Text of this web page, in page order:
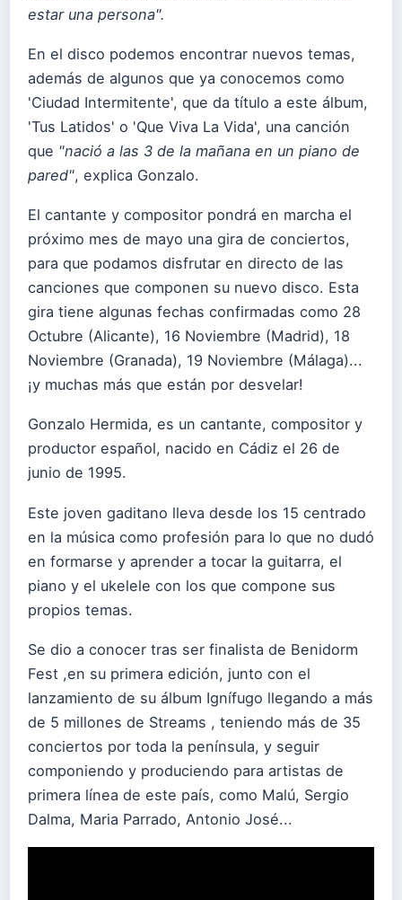
estar una persona".
En el disco podemos encontrar nuevos temas,
además de algunos que ya conocemos como
'Ciudad Intermitente', que da título a este álbum,
'Tus Latidos' o 'Que Viva La Vida', una canción
que "nació a las 3 de la mañana en un piano de
pared", explica Gonzalo.
El cantante y compositor pondrá en marcha el
próximo mes de mayo una gira de conciertos,
para que podamos disfrutar en directo de las
canciones que componen su nuevo disco. Esta
gira tiene algunas fechas confirmadas como 28
Octubre (Alicante), 16 Noviembre (Madrid), 18
Noviembre (Granada), 19 Noviembre (Málaga)...
¡y muchas más que están por desvelar!
Gonzalo Hermida, es un cantante, compositor y
productor español, nacido en Cádiz el 26 de
junio de 1995.
Este joven gaditano lleva desde los 15 centrado
en la música como profesión para lo que no dudó
en formarse y aprender a tocar la guitarra, el
piano y el ukelele con los que compone sus
propios temas.
Se dio a conocer tras ser finalista de Benidorm
Fest ,en su primera edición, junto con el
lanzamiento de su álbum Ignífugo llegando a más
de 5 millones de Streams , teniendo más de 35
conciertos por toda la península, y seguir
componiendo y produciendo para artistas de
primera línea de este país, como Malú, Sergio
Dalma, Maria Parrado, Antonio José...